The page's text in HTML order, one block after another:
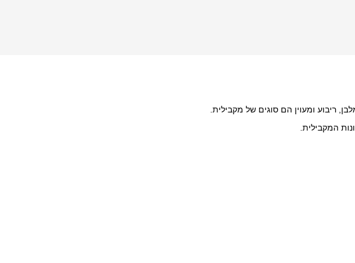
ריבוע ומעוין הם סוגים של מקבילית.
המקבילית.